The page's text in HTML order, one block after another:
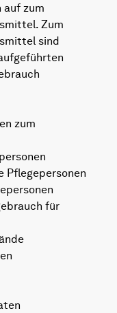
auf zum
Zum
sind
zum
Pflegepersonen
für